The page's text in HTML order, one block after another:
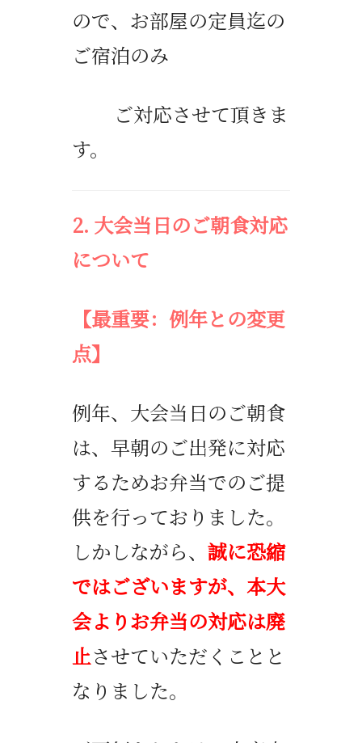
ので、お部屋の定員迄の
ご宿泊のみ
ご対応させて頂きま
す。
2. 大会当日のご朝食対応
について
【最重要：例年との変更
点】
例年、大会当日のご朝食
は、早朝のご出発に対応
するためお弁当でのご提
供を行っておりました。
しかしながら、 誠に恐縮
ではございますが、本大
会よりお弁当の対応は廃
止させていただくことと
なりました。